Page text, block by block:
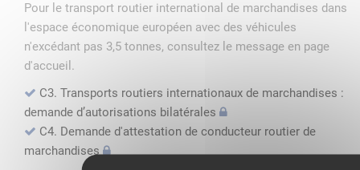
Pour le transport routier international de marchandises dans
l'espace économique européen avec des véhicules
n'excédant pas 3,5 tonnes, consultez le message en page
d'accueil.
C3. Transports routiers internationaux de marchandises :
demande d’autorisations bilatérales
C4. Demande d'attestation de conducteur routier de
marchandises